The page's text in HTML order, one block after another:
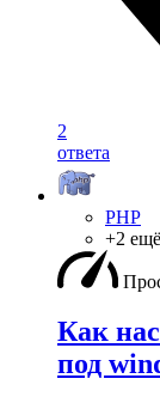
2
ответа
PHP
+2 ещё
Как
под